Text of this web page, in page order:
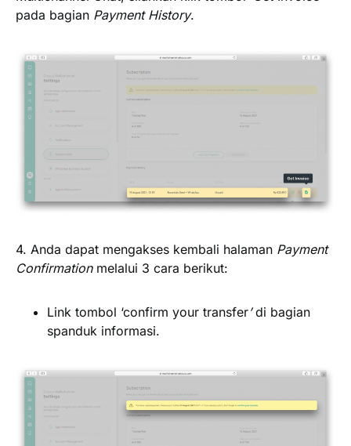
pada bagian Payment History.
4. Anda dapat mengakses kembali halaman Payment
Confirmationmelalui 3 cara berikut:
Link tombol ‘confirm your transfer’di bagian
spanduk informasi.